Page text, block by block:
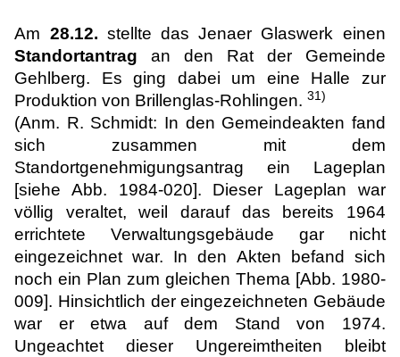
Am 28.12. stellte das Jenaer Glaswerk einen
Standortantrag an den Rat der Gemeinde
Gehlberg. Es ging dabei um eine Halle zur
Produktion von Brillenglas-Rohlingen.31)
(Anm. R. Schmidt: In den Gemeindeakten fand
sich zusammen mit dem
Standortgenehmigungsantrag ein Lageplan
[siehe Abb. 1984-020]. Dieser Lageplan war
völlig veraltet, weil darauf das bereits 1964
errichtete Verwaltungsgebäude gar nicht
eingezeichnet war. In den Akten befand sich
noch ein Plan zum gleichen Thema [Abb. 1980-
009]. Hinsichtlich der eingezeichneten Gebäude
war er etwa auf dem Stand von 1974.
Ungeachtet dieser Ungereimtheiten bleibt